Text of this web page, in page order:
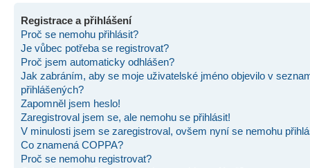
Registrace a přihlášení
Proč se nemohu přihlásit?
Je vůbec potřeba se registrovat?
Proč jsem automaticky odhlášen?
Jak zabráním, aby se moje uživatelské jméno objevilo v
přihlášených?
Zapomněl jsem heslo!
Zaregistroval jsem se, ale nemohu se přihlásit!
V minulosti jsem se zaregistroval, ovšem nyní se nemohu
Co znamená COPPA?
Proč se nemohu registrovat?